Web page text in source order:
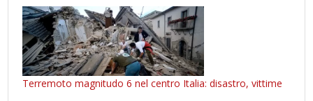
Terremoto magnitudo 6 nel centro Italia: disastro, vittime